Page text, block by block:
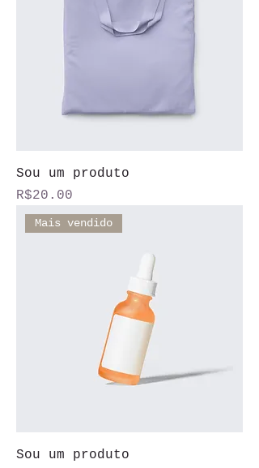
Sou um produto
Price
R$20.00
Mais vendido
Sou um produto